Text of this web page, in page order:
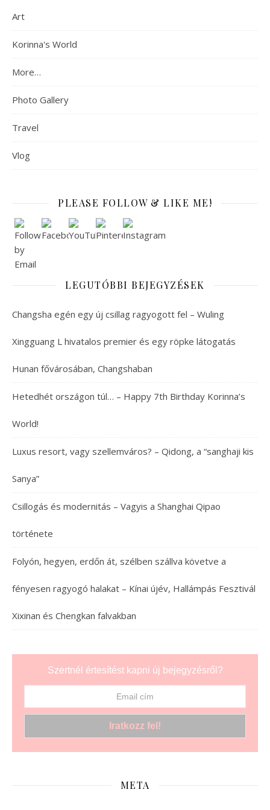
Art
Korinna's World
More…
Photo Gallery
Travel
Vlog
PLEASE FOLLOW & LIKE ME!
LEGUTÓBBI BEJEGYZÉSEK
Changsha egén egy új csillag ragyogott fel – Wuling
Xingguang L hivatalos premier és egy röpke látogatás
Hunan fővárosában, Changshaban
Hetedhét országon túl… – Happy 7th Birthday Korinna’s
World!
Luxus resort, vagy szellemváros? – Qidong, a “sanghaji kis
Sanya”
Csillogás és modernitás – Vagyis a Shanghai Qipao
története
Folyón, hegyen, erdőn át, szélben szállva követve a
fényesen ragyogó halakat – Kínai újév, Hallámpás Fesztivál
Xixinan és Chengkan falvakban
Szertnél értesítést kapni új bejegyzésről?
META